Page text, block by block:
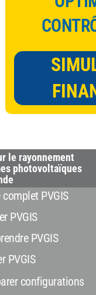
le rayonnement
photovoltaïques
complet PVGIS
PVGIS
PVGIS
PVGIS
configurations